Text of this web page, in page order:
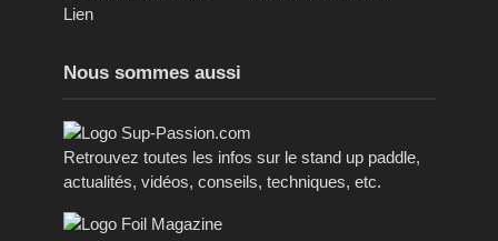
Lien
Nous sommes aussi
Retrouvez toutes les infos sur le stand up paddle,
actualités, vidéos, conseils, techniques, etc.